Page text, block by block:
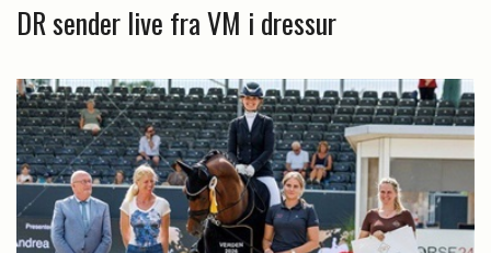
DR sender live fra VM i dressur